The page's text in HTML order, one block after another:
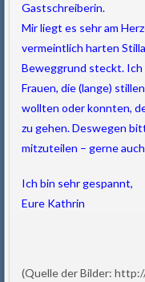
Gastschreiberin.
Mir liegt es sehr am
vermeintlich harten
Beweggrund steckt. Ich
Frauen, die (lange)
wollten oder konnten,
zu gehen. Deswegen
mitzuteilen – gerne
Ich bin sehr gespannt,
Eure Kathrin
(Quelle der Bilder: